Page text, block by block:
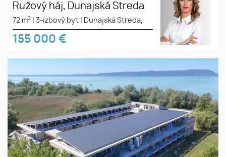
Ružový háj, Dunajská Streda
72 m2 3-izbový byt Dunajská Streda,
155 000 €